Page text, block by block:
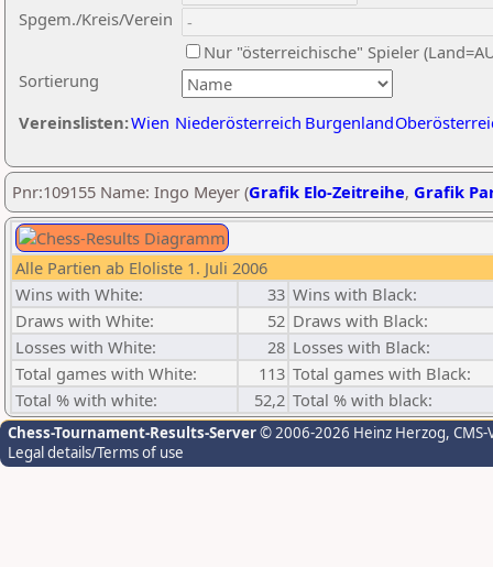
Sortierung
Spgem./Kreis/Verein
Nur "österreichische" Spieler
Vereinslisten:Wien Niederösterreich Burgenland
Pnr:109155 Name: Ingo Meyer (Grafik Elo-Zeitreihe, Grafik
Alle Partien ab Eloliste 1. Juli 2006
Wins with White:
33 Wins with Black:
Draws with White:
52 Draws with Black:
Losses with White:
28 Losses with Black:
Total games with White:
113 Total games with Black:
Total % with white:
52,2 Total % with black:
Chess-Tournament-Results-Server© 2006-2026 Heinz Herzog,
Legal details/Terms of use